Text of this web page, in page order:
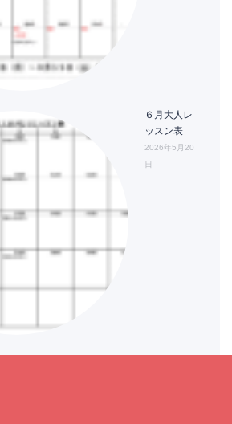
６月大人レ
ッスン表
2026年5月20
日